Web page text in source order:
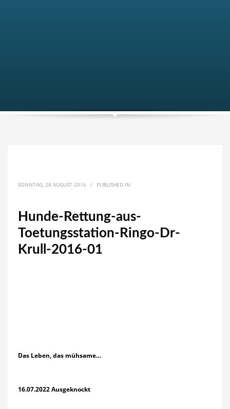
SONNTAG, 28 AUGUST 2016 / PUBLISHED IN
Hunde-Rettung-aus-
Toetungsstation-Ringo-Dr-
Krull-2016-01
Das Leben, das mühsame…
16.07.2022 Ausgeknockt